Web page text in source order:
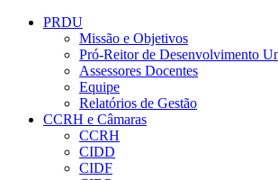
Conteúdo principal
PRDU
Missão e Objetivos
Pró-Reitor de Desenvolvimento
Assessores Docentes
Equipe
Relatórios de Gestão
CCRH e Câmaras
CCRH
CIDD
CIDF